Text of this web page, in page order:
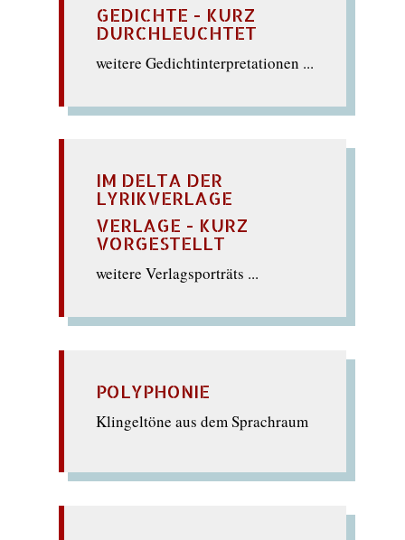
GEDICHTE - KURZ
DURCHLEUCHTET
weitere Gedichtinterpretationen ...
IM DELTA DER
LYRIKVERLAGE
VERLAGE - KURZ
VORGESTELLT
weitere Verlagsporträts ...
POLYPHONIE
Klingeltöne aus dem Sprachraum